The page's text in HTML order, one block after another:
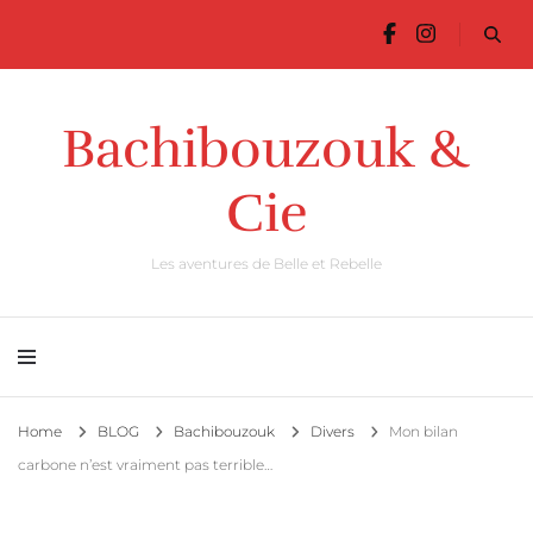
Bachibouzouk &
Cie
Les aventures de Belle et Rebelle
Home BLOG Bachibouzouk Divers
Mon bilan
carbone n’est vraiment pas terrible…